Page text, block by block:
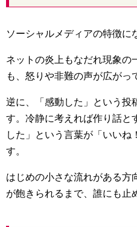
ソーシャルメディアの特徴に
ネットの炎上もなだれ現象の
も、怒りや非難の声が広がっ
逆に、「感動した」という投
す。冷静に考えれば作り話と
した」という言葉が「いいね
す。
はじめの小さな流れがある方
が飽きられるまで、誰にも止